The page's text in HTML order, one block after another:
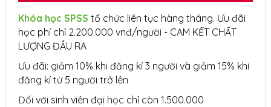
Khóa học SPSS tổ chức liên tục hàng tháng. Ưu đãi
học phí chỉ 2.200.000 vnđ/người - CAM KẾT CHẤT
LƯỢNG ĐẦU RA
Ưu đãi: giảm 10% khi đăng kí 3 người và giảm 15% khi
đăng kí từ 5 người trở lên
Đối với sinh viên đại học chỉ còn 1.500.000